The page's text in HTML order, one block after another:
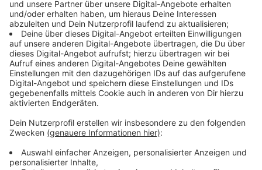
Immer auf dem Laufenden
bleiben!
Verpass' nichts mehr - mit unserem kostenlosen
ANTENNE BAYERN Newsletter. Ob Nachrichten,
Lifestyle oder unsere neuesten Aktionen - wir
informieren dich.
Zum Newsletter anmelden